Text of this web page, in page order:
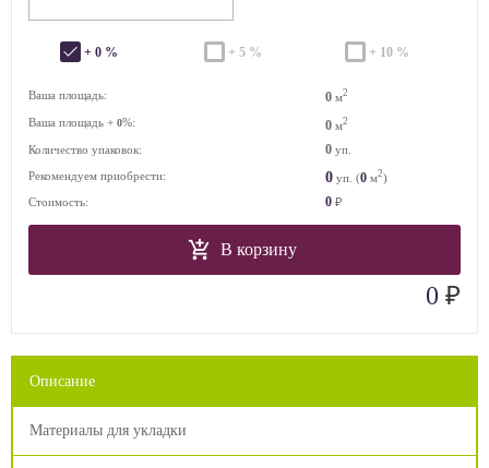
+ 0 % + 5 % + 10 %
Ваша площадь: 0 м2
Ваша площадь + 0%: 0 м2
Количество упаковок: 0 уп.
Рекомендуем приобрести:
0 уп. (0 м2)
Стоимость:
0 ₽
В корзину
0 ₽
Описание
Материалы для укладки